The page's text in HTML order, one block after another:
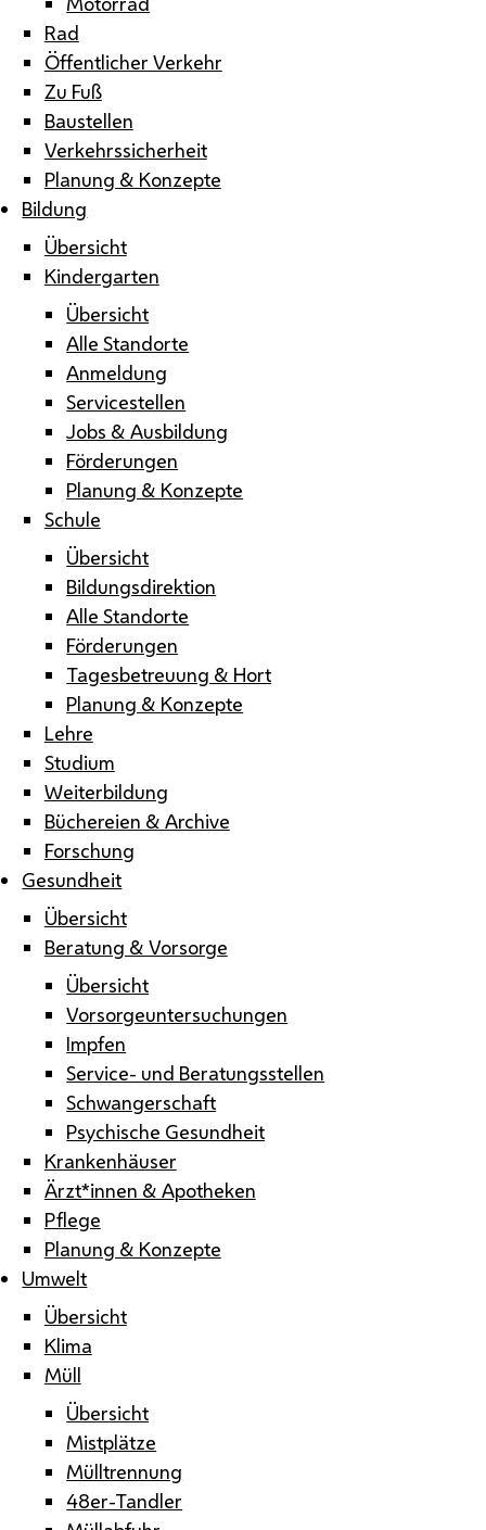
Rad
Öffentlicher Verkehr
Zu Fuß
Baustellen
Verkehrssicherheit
Planung & Konzepte
Bildung
Übersicht
Kindergarten
Übersicht
Alle Standorte
Anmeldung
Servicestellen
Jobs & Ausbildung
Förderungen
Planung & Konzepte
Schule
Übersicht
Bildungsdirektion
Alle Standorte
Förderungen
Tagesbetreuung & Hort
Planung & Konzepte
Lehre
Studium
Weiterbildung
Büchereien & Archive
Forschung
Gesundheit
Übersicht
Beratung & Vorsorge
Übersicht
Vorsorgeuntersuchungen
Impfen
Service- und Beratungsstellen
Schwangerschaft
Psychische Gesundheit
Krankenhäuser
Ärzt*innen & Apotheken
Pflege
Planung & Konzepte
Umwelt
Übersicht
Klima
Müll
Übersicht
Mistplätze
Mülltrennung
48er-Tandler